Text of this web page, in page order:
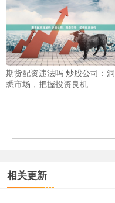
期货配资违法吗 炒股公司：洞
悉市场，把握投资良机
相关更新